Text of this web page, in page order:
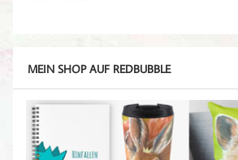
MEIN SHOP AUF REDBUBBLE